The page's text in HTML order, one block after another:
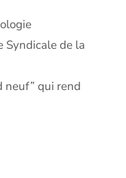
Syndicale de la
neuf” qui rend